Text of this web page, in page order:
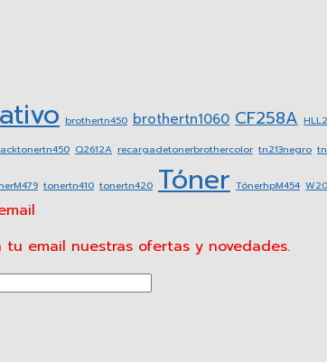
brothertn450 brothertn1060 CF258A
Q2612A recargadetonerbrothercolor tn213negro
tonertn410 tonertn420 Tóner TónerhpM454
tu email nuestras ofertas y novedades.